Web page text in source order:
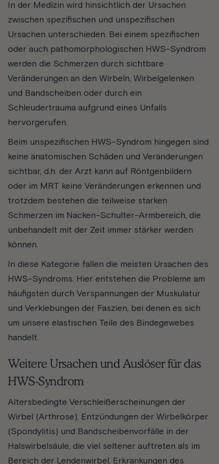
In der Medizin wird hinsichtlich der Ursachen
zwischen spezifischen und unspezifischen
Ursachen unterschieden. Bei einem spezifischen
oder auch pathomorphologischen HWS-Syndrom
werden die Schmerzen durch sichtbare
Veränderungen an den Wirbeln, Wirbelgelenken
und Bandscheiben oder durch ein
Schleudertrauma aufgrund eines Unfalls
hervorgerufen.
Beim unspezifischen HWS-Syndrom hingegen sind
keine anatomischen Schäden und Veränderungen
sichtbar, d.h. der Arzt kann auf Röntgenbildern
oder im MRT keine Veränderungen erkennen und
trotzdem bestehen die teilweise starken
Schmerzen im Nacken-Schulter-Armbereich, die
unbehandelt mit der Zeit immer stärker werden
können.
In diese Kategorie fallen die meisten Ursachen des
HWS-Syndroms. Hier entstehen die Probleme am
häufigsten durch Verspannungen der Muskulatur
und Verklebungen der Faszien, bei denen es sich
um unsere elastischen Teile des Bindegewebes
handelt.
Weitere Ursachen und Auslöser für das
HWS-Syndrom
Altersbedingte Verschleißerscheinungen der
Wirbel (Arthrose), Entzündungen der Wirbelkörper
(Spondylitis) und Bandscheibenvorfälle in der
Halswirbelsäule, die viel seltener auftreten als im
Bereich der Lendenwirbel, Erkrankungen des